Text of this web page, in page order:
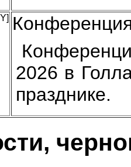
2026 в
празднике.